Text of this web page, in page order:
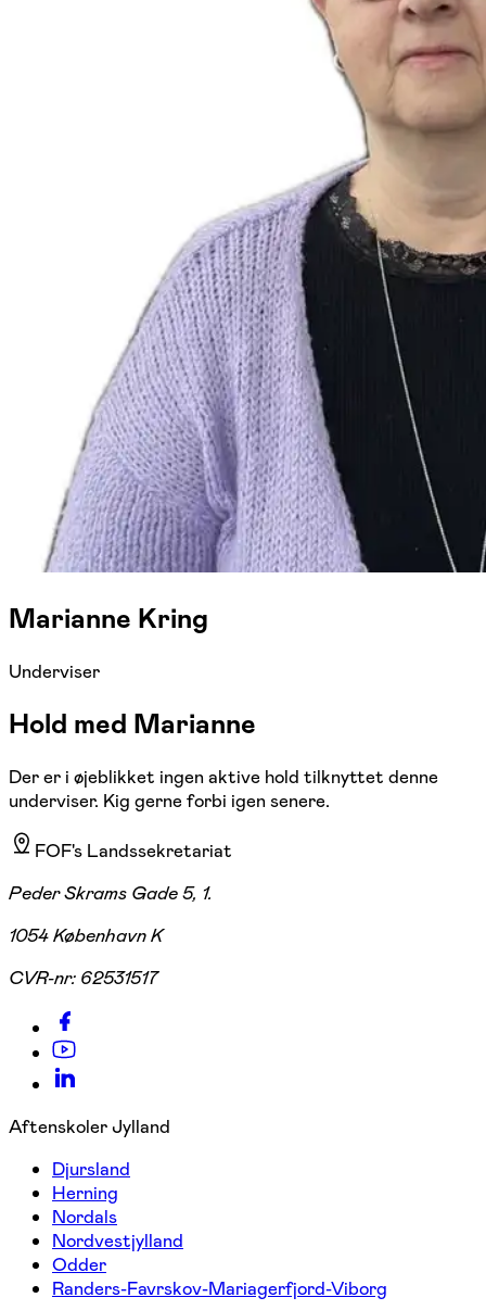
Marianne Kring
Underviser
Hold med Marianne
Der er i øjeblikket ingen aktive hold tilknyttet denne
underviser. Kig gerne forbi igen senere.
FOF's Landssekretariat
Peder Skrams Gade 5, 1.
1054 København K
CVR-nr: 62531517
Aftenskoler Jylland
Djursland
Herning
Nordals
Nordvestjylland
Odder
Randers-Favrskov-Mariagerfjord-Viborg